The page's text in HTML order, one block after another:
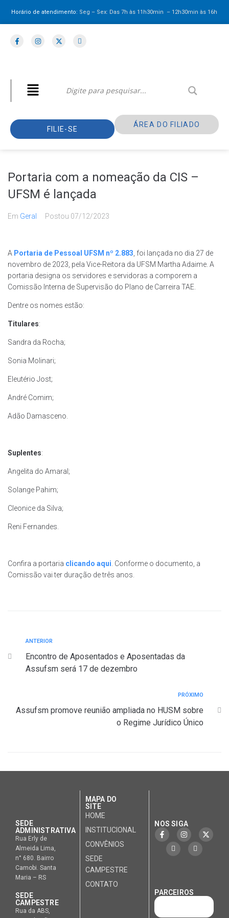
Horário de atendimento: Seg – Sex: Das 7h às 11h30min – 12h30minàs 16h
FILIE-SE
ÁREA DO FILIADO
Portaria com a nomeação da CIS –
UFSM é lançada
Em Geral Postou 07/12/2023
A Portaria de Pessoal UFSM nº 2.883, foi lançada no dia 27 de
novembro de 2023, pela Vice-Reitora da UFSM Martha Adaime. A
portaria designa os servidores e servidoras a comporem a
Comissão Interna de Supervisão do Plano de Carreira TAE.
Dentre os nomes estão:
Titulares:
Sandra da Rocha;
Sonia Molinari;
Eleutério Jost;
André Comim;
Adão Damasceno.
Suplentes:
Angelita do Amaral;
Solange Pahim;
Cleonice da Silva;
Reni Fernandes.
Confira a portaria clicando aqui. Conforme o documento, a
Comissão vai ter duração de três anos.
ANTERIOR
Encontro de Aposentados e Aposentadas da
Assufsm será 17 de dezembro
PRÓXIMO
Assufsm promove reunião ampliada no HUSM sobre
o Regime Jurídico Único
SEDE
ADMINISTRATIVA
Rua Erly de
Almeida Lima,
n° 680. Bairro
Camobi. Santa
Maria – RS
SEDE
CAMPESTRE
Rua da ABS,
MAPA DO
SITE
HOME
INSTITUCIONAL
CONVÊNIOS
SEDE
CAMPESTRE
CONTATO
NOS SIGA
PARCEIROS